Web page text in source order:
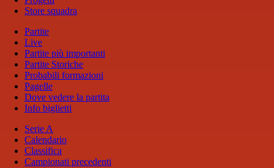
Store squadra
Partite
Live
Partite più importanti
Partite Storiche
Probabili formazioni
Pagelle
Dove vedere la partita
Info biglietti
Serie A
Calendario
Classifica
Campionati precedenti